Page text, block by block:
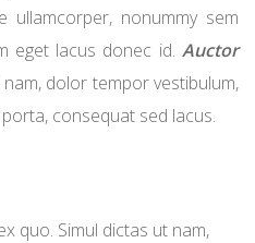
ullamcorper, nonummy sem
eget lacus donec id. Auctor
nam, dolor tempor vestibulum,
consequat sed lacus.
quo. Simul dictas ut nam,